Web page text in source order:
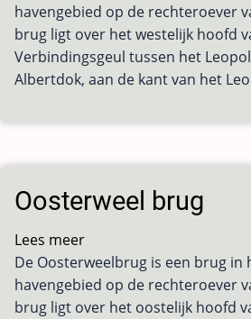
brug
havengebied op de rechteroever
brug ligt over het westelijk hoofd
Verbindingsgeul tussen het
Albertdok, aan de kant van het
Oosterweel brug
Lees meer
Oosterweel
brug
De Oosterweelbrug is een brug in
havengebied op de rechteroever
brug ligt over het oostelijk hoofd